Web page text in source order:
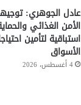
عادل الجوهري:
الأمن الغذائي
استباقية لتأمين
الأسواق
4 أغسطس، 2026